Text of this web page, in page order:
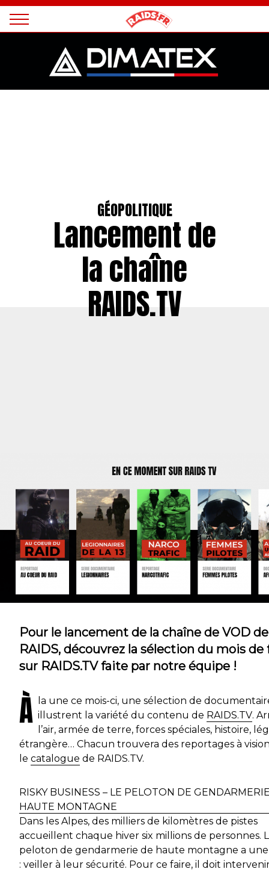
Magazine
GÉOPOLITIQUE
Lancement de
la chaîne
RAIDS.TV
Pour le lancement de la chaîne de VOD de
RAIDS, découvrez la sélection du mois de
sur RAIDS.TV faite par notre équipe !
À
la une ce mois-ci, une sélection de
illustrent la variété du contenu de RAIDS.TV.
l’air, armée de terre, forces spéciales, histoire,
étrangère… Chacun trouvera des reportages à
le catalogue de RAIDS.TV.
RISKY BUSINESS – LE PELOTON DE
HAUTE MONTAGNE
Dans les Alpes, des milliers de kilomètres de pistes
accueillent chaque hiver six millions de personnes.
peloton de gendarmerie de haute montagne a une
: veiller à leur sécurité. Pour ce faire, il doit
Panneau de gestion des cookies